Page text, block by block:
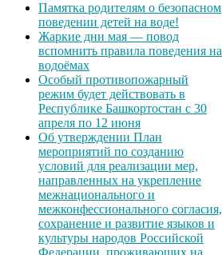
Памятка родителям о безопасном
поведении детей на воде!
Жаркие дни мая — повод
вспомнить правила поведения на
водоёмах
Особый противопожарный
режим будет действовать в
Республике Башкортостан с 30
апреля по 12 июня
Об утверждении План
мероприятий по созданию
условий для реализации мер,
направленных на укрепление
межнационального и
межконфессионального согласия,
сохранение и развитие языков и
культуры народов Российской